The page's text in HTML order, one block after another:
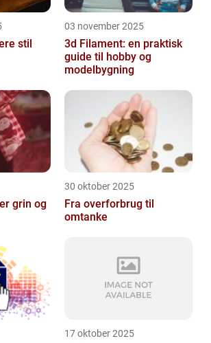
stil
03 november 2025
3d Filament: en praktisk
guide til hobby og
modelbygning
grin og
30 oktober 2025
Fra overforbrug til
omtanke
17 oktober 2025